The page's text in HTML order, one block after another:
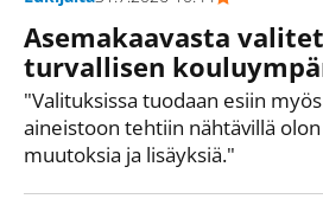
Asemakaavasta
turvallisen
"Valituksissa tuodaan esiin
aineistoon tehtiin nähtävillä
muutoksia ja lisäyksiä."